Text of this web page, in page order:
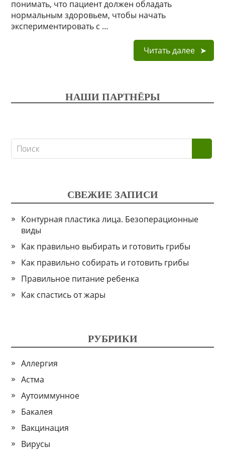
понимать, что пациент должен обладать
нормальным здоровьем, чтобы начать
экспериментировать с …
Читать далее
НАШИ ПАРТНЁРЫ
СВЕЖИЕ ЗАПИСИ
Контурная пластика лица. Безоперационные
виды
Как правильно выбирать и готовить грибы
Как правильно собирать и готовить грибы
Правильное питание ребенка
Как спастись от жары
РУБРИКИ
Аллергия
Астма
Аутоиммунное
Бакалея
Вакцинация
Вирусы